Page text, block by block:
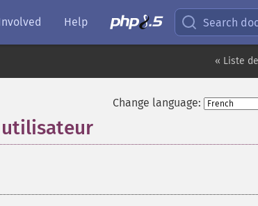
Help Search
« Liste
Change language:
utilisateur